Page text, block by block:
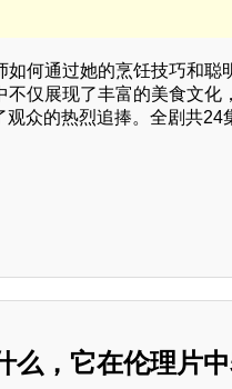
如何通过她的烹饪技巧和聪
仅展现了丰富的美食文化
众的热烈追捧。全剧共24
么，它在伦理片